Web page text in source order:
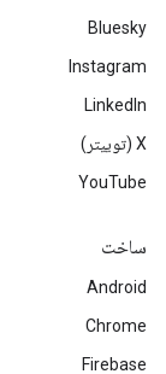
Bluesky
Instagram
LinkedIn
‫X (توییتر)
YouTube
ساخت
Android
Chrome
Firebase